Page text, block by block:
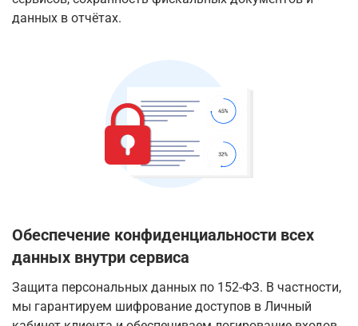
данных в отчётах.
Обеспечение конфиденциальности всех
данных внутри сервиса
Защита персональных данных по 152-ФЗ. В частности,
мы гарантируем шифрование доступов в Личный